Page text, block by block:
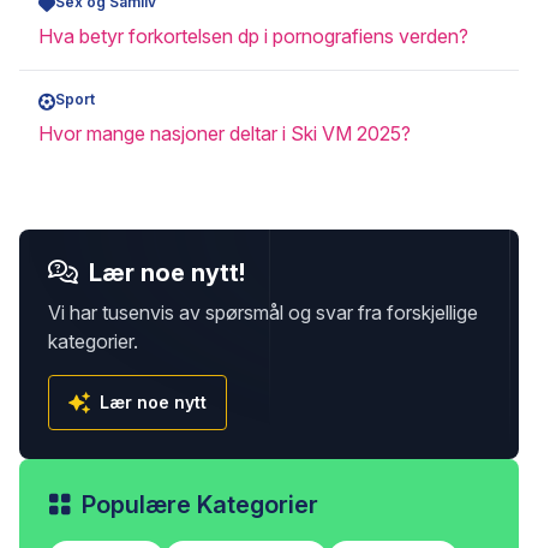
Hva betyr forkortelsen dp i pornografiens verden?
Sport
Hvor mange nasjoner deltar i Ski VM 2025?
Lær noe nytt!
Vi har tusenvis av spørsmål og svar fra forskjellige
kategorier.
Lær noe nytt
Populære Kategorier